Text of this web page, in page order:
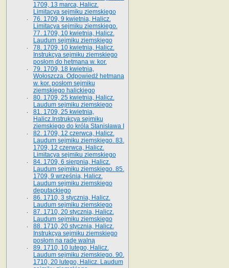
1709, 13 marca, Halicz.
Limitacya sejmiku ziemskiego
76. 1709, 9 kwietnia, Halicz.
Limitacya sejmiku ziemskiego.
77. 1709, 10 kwietnia, Halicz.
Laudum sejmiku ziemskiego
78. 1709, 10 kwietnia, Halicz.
Instrukcya sejmiku ziemskiego
posłom do hetmana w. kor.
79. 1709, 18 kwietnia,
Wołoszcza. Odpowiedź hetmana
w. kor. posłom sejmiku
ziemskiego halickiego
80. 1709, 25 kwietnia, Halicz.
Laudum sejmiku ziemskiego
81. 1709, 25 kwietnia,
Halicz.Instrukcya sejmiku
ziemskiego do króla Stanisława I
82. 1709, 12 czerwca, Halicz.
Laudum sejmiku ziemskiego. 83.
1709, 12 czerwca, Halicz.
Limitacya sejmiku ziemskiego
84. 1709, 6 sierpnia, Halicz.
Laudum sejmiku ziemskiego. 85.
1709, 9 września, Halicz.
Laudum sejmiku ziemskiego
deputackiego
86. 1710, 3 stycznia, Halicz.
Laudum sejmiku ziemskiego
87. 1710, 20 stycznia, Halicz.
Laudum sejmiku ziemskiego
88. 1710, 20 stycznia, Halicz.
Instrukcya sejmiku ziemskiego
posłom na radę walną
89. 1710, 10 lutego, Halicz.
Laudum sejmiku ziemskiego. 90.
1710, 20 lutego, Halicz. Laudum